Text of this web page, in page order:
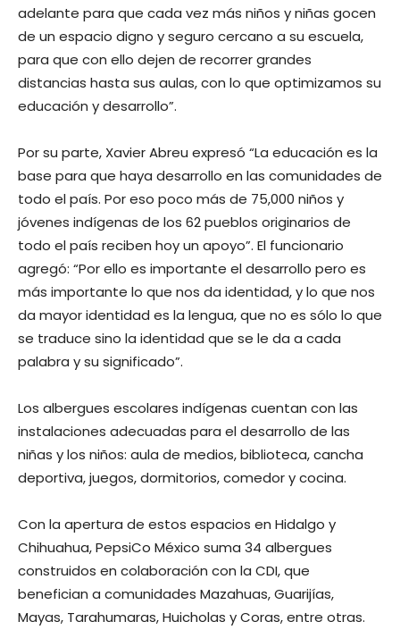
adelante para que cada vez más niños y niñas gocen
de un espacio digno y seguro cercano a su escuela,
para que con ello dejen de recorrer grandes
distancias hasta sus aulas, con lo que optimizamos su
educación y desarrollo”.
Por su parte, Xavier Abreu expresó “La educación es la
base para que haya desarrollo en las comunidades de
todo el país. Por eso poco más de 75,000 niños y
jóvenes indígenas de los 62 pueblos originarios de
todo el país reciben hoy un apoyo”. El funcionario
agregó: “Por ello es importante el desarrollo pero es
más importante lo que nos da identidad, y lo que nos
da mayor identidad es la lengua, que no es sólo lo que
se traduce sino la identidad que se le da a cada
palabra y su significado”.
Los albergues escolares indígenas cuentan con las
instalaciones adecuadas para el desarrollo de las
niñas y los niños: aula de medios, biblioteca, cancha
deportiva, juegos, dormitorios, comedor y cocina.
Con la apertura de estos espacios en Hidalgo y
Chihuahua, PepsiCo México suma 34 albergues
construidos en colaboración con la CDI, que
benefician a comunidades Mazahuas, Guarijías,
Mayas, Tarahumaras, Huicholas y Coras, entre otras.